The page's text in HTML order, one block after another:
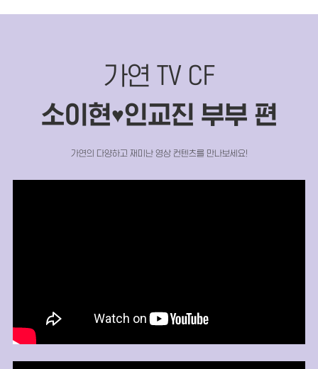
가연 TV CF
소이현♥인교진 부부 편
가연의 다양하고 재미난 영상 컨텐츠를 만나보세요!